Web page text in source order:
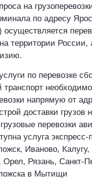
на
по адресу
территории
по перевозке
напрямую от
доставки грузов
перевозки
услуга экспресс-
Иваново,
Рязань, Санкт-
в Мытищи